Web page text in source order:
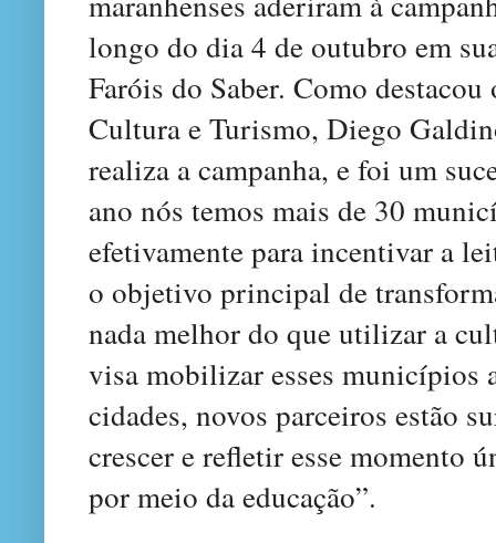
longo do dia 4 de outubro em
Faróis do Saber. Como
Cultura e Turismo, Diego
realiza a campanha, e foi um
ano nós temos mais de 30
efetivamente para incentivar a
o objetivo principal de
nada melhor do que utilizar a
visa mobilizar esses municípios
cidades, novos parceiros estão
crescer e refletir esse momento
por meio da educação”.